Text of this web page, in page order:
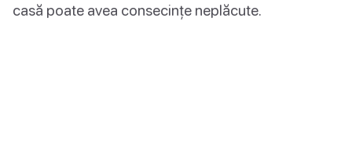
casă poate avea consecințe neplăcute.